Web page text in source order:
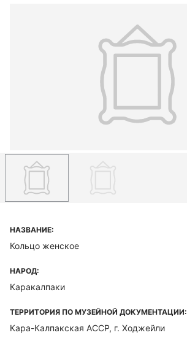
НАЗВАНИЕ:
Кольцо женское
НАРОД:
Каракалпаки
ТЕРРИТОРИЯ ПО МУЗЕЙНОЙ ДОКУМЕНТАЦИИ:
Кара-Калпакская ACCP, г. Ходжейли